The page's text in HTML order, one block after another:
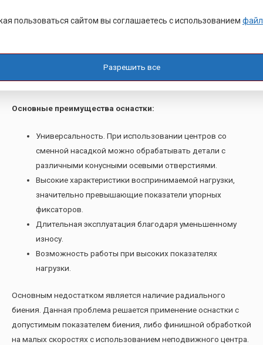
этой скорости начинается процесс повышенного износа
заготовки. Частичным путем решения проблемы является
применение смазки и твердосплавных напаек, но
оптимальным вариант – применение вращающегося центра.
Основные преимущества оснастки:
Универсальность. При использовании центров со
сменной насадкой можно обрабатывать детали с
различными конусными осевыми отверстиями.
Высокие характеристики воспринимаемой нагрузки,
значительно превышающие показатели упорных
фиксаторов.
Длительная эксплуатация благодаря уменьшенному
износу.
Возможность работы при высоких показателях
нагрузки.
Основным недостатком является наличие радиального
биения. Данная проблема решается применение оснастки с
допустимым показателем биения, либо финишной обработкой
на малых скоростях с использованием неподвижного центра.
пользоваться сайтом вы соглашаетесь с использованием
Разрешить все